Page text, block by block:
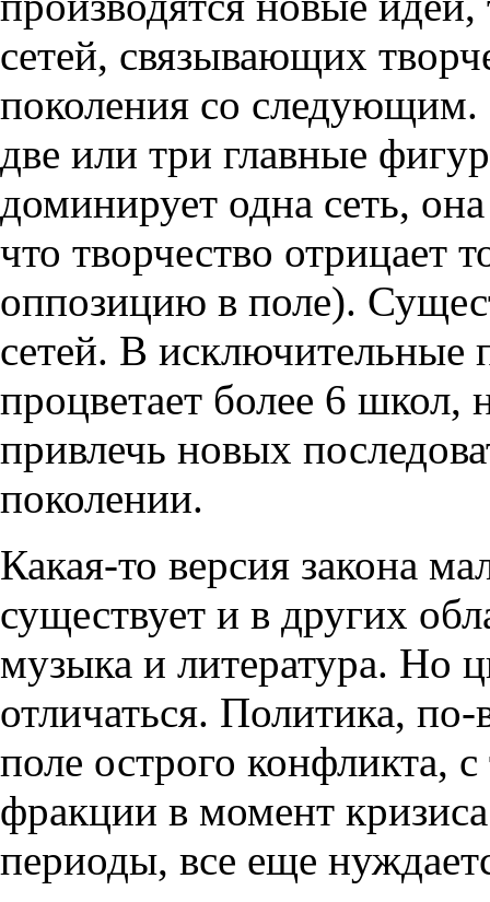
сетей, связывающих
поколения со следующим.
две или три главные
доминирует одна сеть,
что творчество отрицает
оппозицию в поле).
сетей. В исключительные
процветает более 6 школ,
привлечь новых
поколении.
Какая-то версия закона
существует и в других
музыка и литература. Но
отличаться. Политика,
поле острого конфликта,
фракции в момент
периоды, все еще